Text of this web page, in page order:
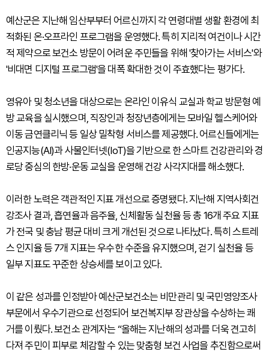
예산군은 지난해 임산부부터 어르신까지 각 연령대별 생활 환경에 최
적화된 온·오프라인 프로그램을 운영했다. 특히 지리적 여건이나 시간
적 제약으로 보건소 방문이 어려운 주민들을 위해 '찾아가는 서비스'와
'비대면 디지털 프로그램'을 대폭 확대한 것이 주효했다는 평가다.
영유아 및 청소년을 대상으로는 온라인 이유식 교실과 학교 방문형 예
방 교육을 실시했으며, 직장인과 청장년층에게는 모바일 헬스케어와
이동 금연클리닉 등 일상 밀착형 서비스를 제공했다. 어르신들에게는
인공지능(AI)과 사물인터넷(IoT)을 기반으로 한 스마트 건강관리와 경
로당 중심의 한방·운동 교실을 운영해 건강 사각지대를 해소했다.
이러한 노력은 객관적인 지표 개선으로 증명됐다. 지난해 지역사회건
강조사 결과, 흡연율과 음주율, 신체활동 실천율 등 총 16개 주요 지표
가 전국 및 충남 평균 대비 크게 개선된 것으로 나타났다. 특히 스트레
스 인지율 등 7개 지표는 우수한 수준을 유지했으며, 걷기 실천율 등
일부 지표도 꾸준한 상승세를 보이고 있다.
이 같은 성과를 인정받아 예산군보건소는 비만관리 및 국민영양조사
부문에서 우수기관으로 선정되어 보건복지부 장관상을 수상하는 쾌
거를 이뤘다. 보건소 관계자는 “올해는 지난해의 성과를 더욱 견고히
다져 주민이 피부로 체감할 수 있는 맞춤형 보건 사업을 추진함으로써